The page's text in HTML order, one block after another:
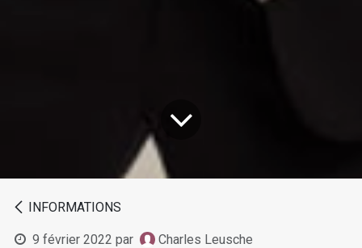
INFORMATIONS
9 février 2022 par Charles Leusche